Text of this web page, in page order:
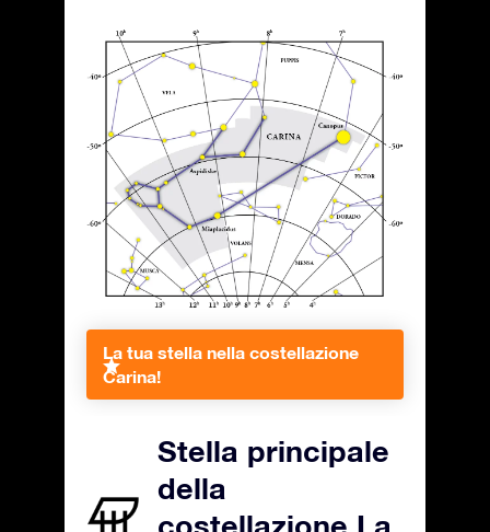
La tua stella nella costellazione
Carina!
Stella principale
della